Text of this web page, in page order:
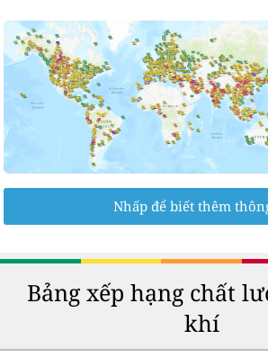
Nhấp để biết thêm
Bảng xếp hạng chất
khí